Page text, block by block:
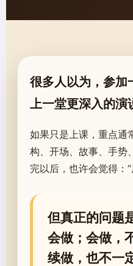
很多人以为，参加
上一堂更深入的演
如果只是上课，重点通
构、开场、故事、手势
完以后，也许会觉得：
但真正的问题
会做；会做，
续做，也不一